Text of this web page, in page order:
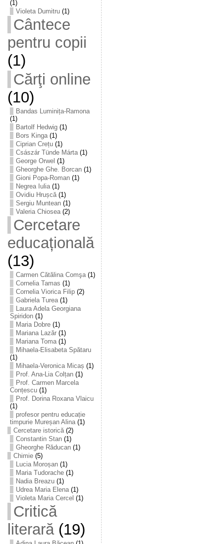
(1)
Violeta Dumitru(1)
Cântece
pentru copii
(1)
Cărţi online
(10)
Bandas Luminița-Ramona
(1)
Bartolf Hedwig(1)
Bors Kinga(1)
Ciprian Crețu(1)
Császár Tünde Márta(1)
George Orwel (1)
Gheorghe Ghe. Borcan(1)
Gioni Popa-Roman(1)
Negrea Iulia(1)
Ovidiu Hrușcă(1)
Sergiu Muntean(1)
Valeria Chiosea(2)
Cercetare
educațională
(13)
Carmen Cătălina Comşa(1)
Cornelia Tamas (1)
Cornelia Viorica Filip(2)
Gabriela Turea(1)
Laura Adela Georgiana
Spiridon(1)
Maria Dobre(1)
Mariana Lazăr(1)
Mariana Toma(1)
Mihaela-Elisabeta Spătaru
(1)
Mihaela-Veronica Micaș (1)
Prof. Ana-Lia Colțan(1)
Prof. Carmen Marcela
Conțescu(1)
Prof. Dorina Roxana Vlaicu
(1)
profesor pentru educație
timpurie Mureșan Alina(1)
Cercetare istorică(2)
Constantin Stan(1)
Gheorghe Răducan(1)
Chimie(5)
Lucia Moroșan(1)
Maria Tudorache(1)
Nadia Breazu(1)
Udrea Maria Elena(1)
Violeta Maria Cercel (1)
Critică
literară(19)